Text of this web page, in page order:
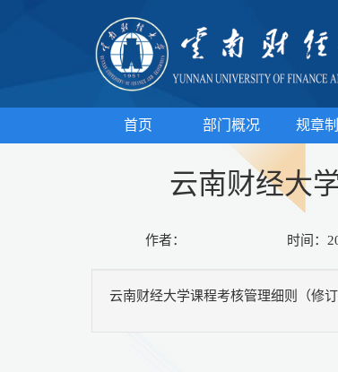
首页 部门概况 规章
云南财经大
作者： 时间：
云南财经大学课程考核管理细则（修